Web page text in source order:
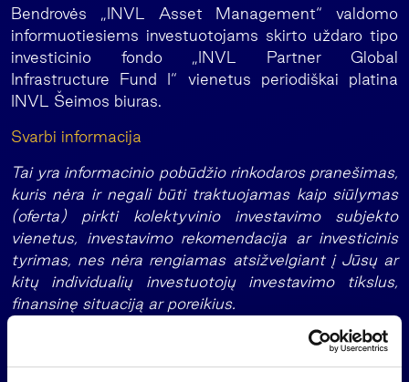
Bendrovės „INVL Asset Management“ valdomo
informuotiesiems investuotojams skirto uždaro tipo
investicinio fondo „INVL Partner Global
Infrastructure Fund I“ vienetus periodiškai platina
INVL Šeimos biuras.
Svarbi informacija
Tai yra informacinio pobūdžio rinkodaros pranešimas,
kuris nėra ir negali būti traktuojamas kaip siūlymas
(oferta) pirkti kolektyvinio investavimo subjekto
vienetus, investavimo rekomendacija ar investicinis
tyrimas, nes nėra rengiamas atsižvelgiant į Jūsų ar
kitų individualių investuotojų investavimo tikslus,
finansinę situaciją ar poreikius.
Investuodami Jūs prisiimate su investavimu susijusią